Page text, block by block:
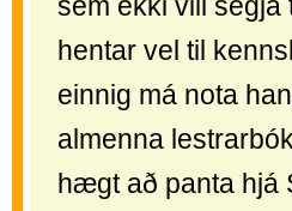
sem ekki vill segja
hentar vel til
einnig má nota
almenna
hægt að panta hjá